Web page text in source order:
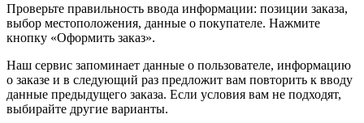
Проверьте правильность ввода информации: позиции заказа,
выбор местоположения, данные о покупателе. Нажмите
кнопку «Оформить заказ».
Наш сервис запоминает данные о пользователе, информацию
о заказе и в следующий раз предложит вам повторить к вводу
данные предыдущего заказа. Если условия вам не подходят,
выбирайте другие варианты.